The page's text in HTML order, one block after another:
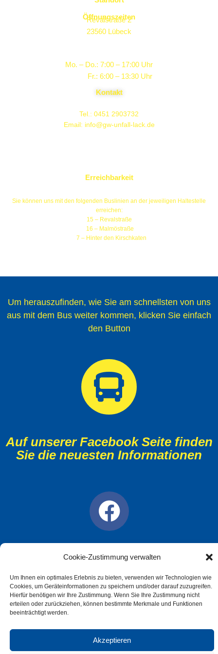
Cookie-Zustimmung verwalten
Um Ihnen ein optimales Erlebnis zu bieten, verwenden wir Technologien wie
Cookies, um Geräteinformationen zu speichern und/oder darauf zuzugreifen.
Hierfür benötigen wir Ihre Zustimmung. Wenn Sie Ihre Zustimmung nicht
erteilen oder zurückziehen, können bestimmte Merkmale und Funktionen
beeinträchtigt werden.
Akzeptieren
Revalstraße 2
23560 Lübeck
Öffnungszeiten
Mo. – Do.: 7:00 – 17:00 Uhr
Fr.: 6:00 – 13:30 Uhr
Kontakt
Tel.: 0451 2903732
Email: info@gw-unfall-lack.de
Erreichbarkeit
Sie können uns mit den folgenden Buslinien an der jeweiligen Haltestelle
erreichen:
15 – Revalstraße
16 – Malmöstraße
7 – Hinter den Kirschkaten
Um herauszufinden, wie Sie am schnellsten von uns
aus mit dem Bus weiter kommen, klicken Sie einfach
den Button
Auf unserer Facebook Seite finden
Sie die neuesten Informationen
F
a
c
e
b
o
o
Copyright © 2026Gradtke und Wieczorek GmbH
Impressum |Datenschutz